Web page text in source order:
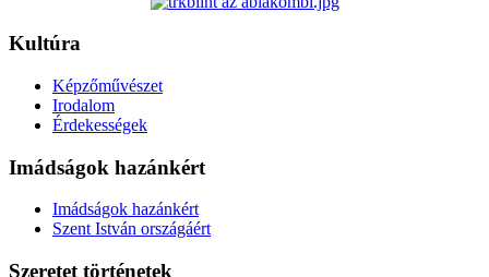
Kultúra
Képzőművészet
Irodalom
Érdekességek
Imádságok hazánkért
Imádságok hazánkért
Szent István országáért
Szeretet történetek